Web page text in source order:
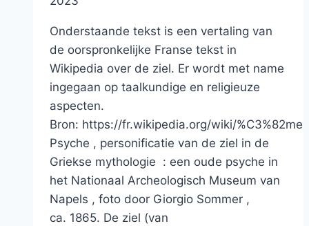
Onderstaande tekst is een vertaling van
de oorspronkelijke Franse tekst in
Wikipedia over de ziel. Er wordt met name
ingegaan op taalkundige en religieuze
aspecten.
Bron: https://fr.wikipedia.org/wiki/%C3%82me
Psyche , personificatie van de ziel in de
Griekse mythologie : een oude psyche in
het Nationaal Archeologisch Museum van
Napels , foto door Giorgio Sommer ,
ca. 1865. De ziel (van